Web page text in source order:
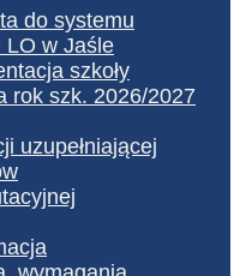
do systemu
LO w Jaśle
szkoły
rok szk. 2026/2027
uzupełniającej